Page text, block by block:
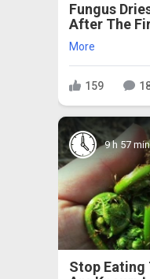
Fungus
After The
More
159
9 h 57 min
Stop Eating